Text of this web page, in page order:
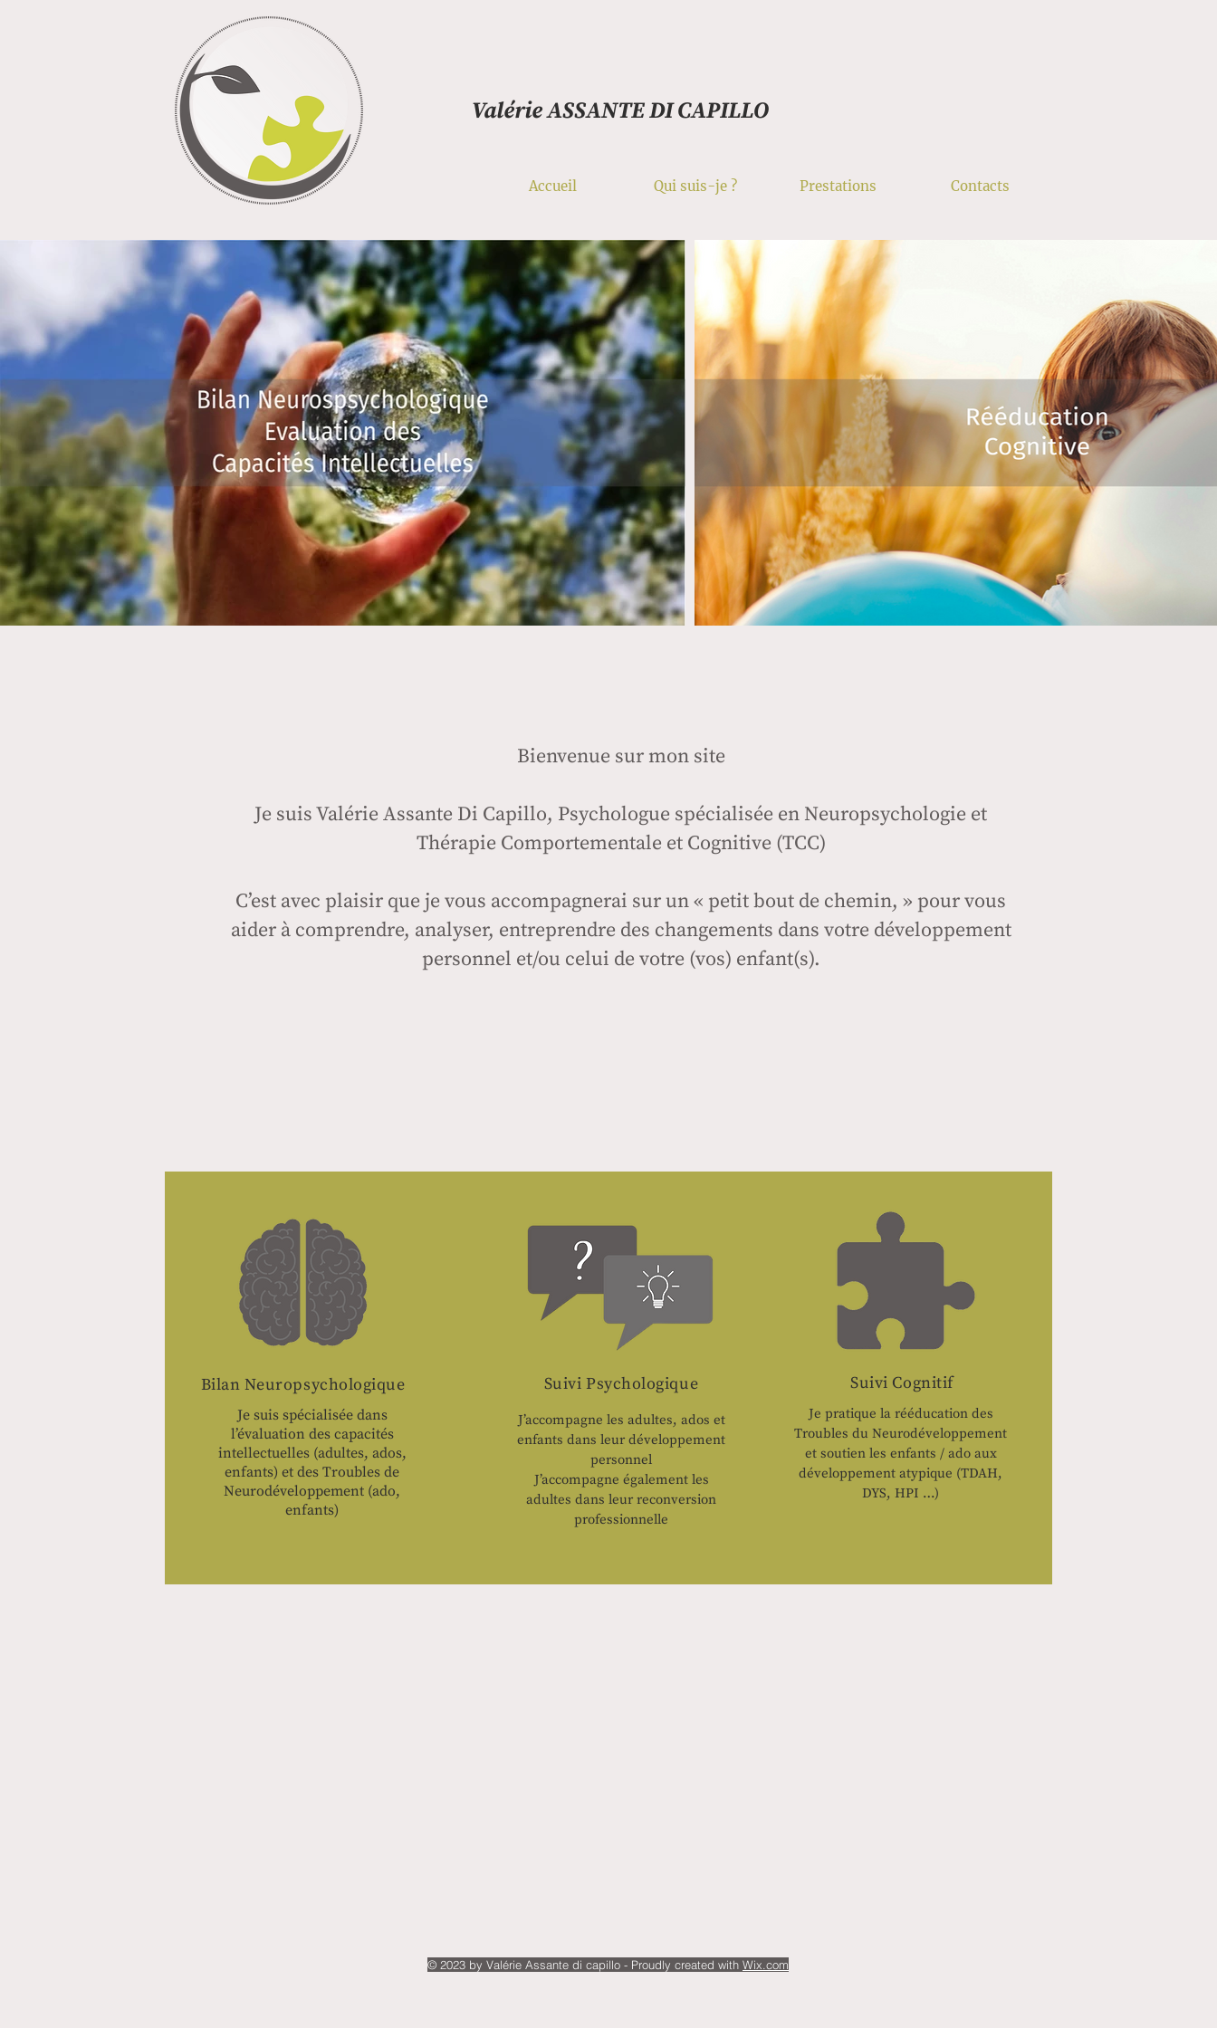
Valérie ASSANTE DI CAPILLO
Accueil Qui suis-je ? Prestations Contacts
Bienvenue sur mon site
Je suis Valérie Assante Di Capillo, Psychologue spécialisée en Neuropsychologie et
Thérapie Comportementale et Cognitive (TCC)
C’est avec plaisir que je vous accompagnerai sur un « petit bout de chemin, » pour vous
aider à comprendre, analyser, entreprendre des changements dans votre développement
personnel et/ou celui de votre (vos) enfant(s).
Bilan Neuropsychologique
Je suis spécialisée dans
l’évaluation des capacités
intellectuelles (adultes, ados,
enfants) et des Troubles de
Neurodéveloppement (ado,
enfants)
Suivi Psychologique
J’accompagne les adultes, ados et
enfants dans leur développement
personnel
J’accompagne également les
adultes dans leur reconversion
professionnelle
Suivi Cognitif
Je pratique la rééducation des
Troubles du Neurodéveloppement
et soutien les enfants / ado aux
développement atypique (TDAH,
DYS, HPI …)
© 2023 by Valérie Assante di capillo - Proudly created with Wix.com